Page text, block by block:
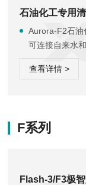
石油化工专用
Aurora-F2石油
可连接自来水
水加热与清洁
干要求时，请
查看详情 >
F系列
Flash-3/F3极